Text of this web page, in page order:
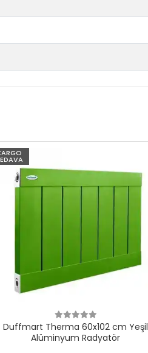
Duffmart Therma 60x102 cm Yeşil
Alüminyum Radyatör